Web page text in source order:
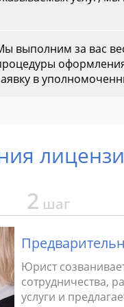
выполним за вас
в
2 шаг
Юрист
сотрудничества,
услуги и